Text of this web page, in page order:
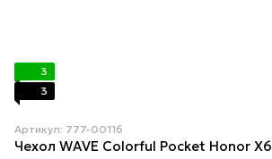
3
3
Артикул: 777-00116
Чехол WAVE Colorful Pocket Honor